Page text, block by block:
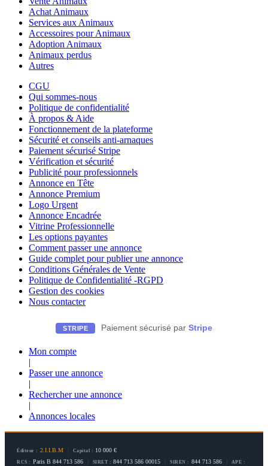
Achat Animaux
Services aux Animaux
Accessoires pour Animaux
Adoption Animaux
Animaux perdus
Autres
CGU
Qui sommes-nous
Politique de confidentialité
À propos & Aide
Fonctionnement de la plateforme
Sécurité et conseils anti-arnaques
Paiement sécurisé Stripe
Vérification et sécurité
Publicité pour professionnels
Annonce en Tête
Annonce Premium
Logo Urgent
Annonce Encadrée
Vitrine Professionnelle
Les options payantes
Comment passer une annonce
Guide complet pour publier une annonce
Conditions Générales de Vente
Politique de Confidentialité -RGPD
Gestion des cookies
Nous contacter
STRIPE Paiement sécurisé par Stripe
Mon compte
|
Passer une annonce
|
Rechercher une annonce
|
Annonces locales
Éditeur : 2.I.I.B.M Capital : 10 000 €
RCS : Paris B 844 713 586 SIRET : 844 713 586 00015 SIREN : 844 713 586 APE :